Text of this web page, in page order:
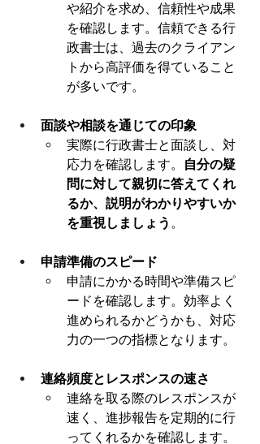
や紹介を求め、信頼性や成果
を確認します。信頼できる行
政書士は、過去のクライアン
トから高評価を得ていること
が多いです。
面談や相談を通じての印象
実際に行政書士と面談し、対
応力を確認します。
自分の疑
問に対して親切に答えてくれ
るか、説明がわかりやすいか
を重視しましょう 。
申請準備のスピード
申請にかかる時間や準備スピ
ードを確認します。効率よく
進められるかどうかも、対応
力の一つの指標となります。
連絡頻度とレスポンスの速さ
連絡を取る際のレスポンスが
速く、進捗報告を定期的に行
ってくれるかを確認します。